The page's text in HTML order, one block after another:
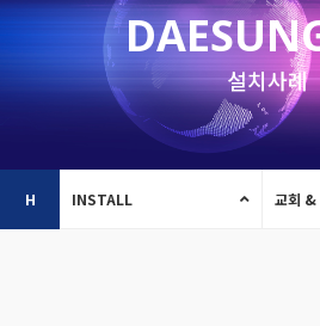
설치사례
H INSTALL 교회 &